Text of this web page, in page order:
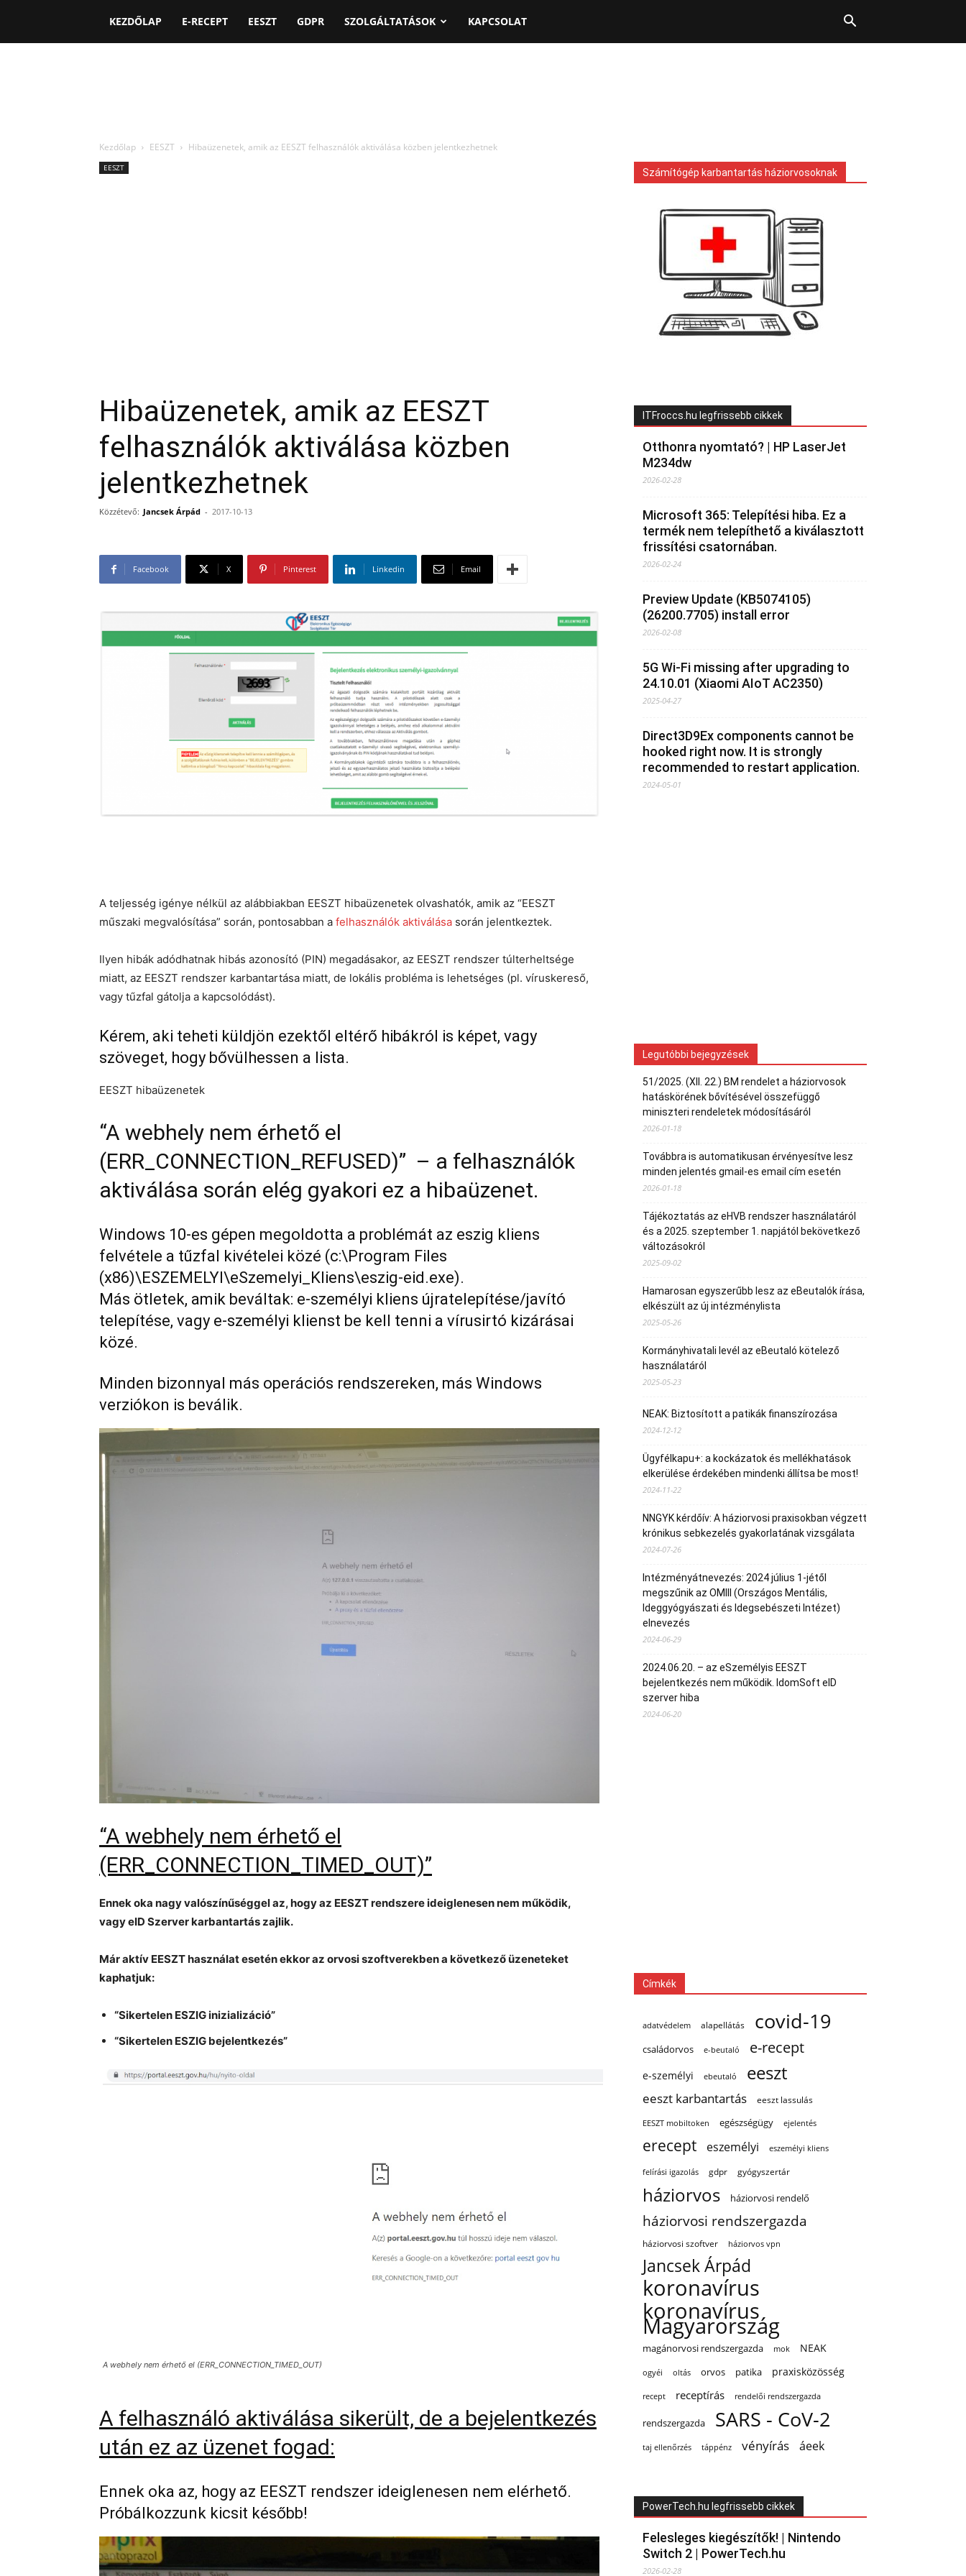
KEZDŐLAP E-RECEPT EESZT GDPR SZOLGÁLTATÁSOK KAPCSOLAT
Kezdőlap EESZT Hibaüzenetek, amik az EESZT felhasználók aktiválása közben jelentkezhetnek
EESZT
Hibaüzenetek, amik az EESZT
felhasználók aktiválása közben
jelentkezhetnek
Közzétevő: Jancsek Árpád - 2017-10-13
Facebook X Pinterest Linkedin Email
A teljesség igénye nélkül az alábbiakban EESZT hibaüzenetek olvashatók, amik az “EESZT
műszaki megvalósítása” során, pontosabban a felhasználók aktiválása során jelentkeztek.
Ilyen hibák adódhatnak hibás azonosító (PIN) megadásakor, az EESZT rendszer túlterheltsége
miatt, az EESZT rendszer karbantartása miatt, de lokális probléma is lehetséges (pl. víruskereső,
vagy tűzfal gátolja a kapcsolódást).
Kérem, aki teheti küldjön ezektől eltérő hibákról is képet, vagy
szöveget, hogy bővülhessen a lista.
EESZT hibaüzenetek
“A webhely nem érhető el
(ERR_CONNECTION_REFUSED)” – a felhasználók
aktiválása során elég gyakori ez a hibaüzenet.
Windows 10-es gépen megoldotta a problémát az eszig kliens
felvétele a tűzfal kivételei közé (c:\Program Files
(x86)\ESZEMELYI\eSzemelyi_Kliens\eszig-eid.exe).
Más ötletek, amik beváltak: e-személyi kliens újratelepítése/javító
telepítése, vagy e-személyi klienst be kell tenni a vírusirtó kizárásai
közé.
Minden bizonnyal más operációs rendszereken, más Windows
verziókon is beválik.
“A webhely nem érhető el
(ERR_CONNECTION_TIMED_OUT)”
Ennek oka nagy valószínűséggel az, hogy az EESZT rendszere ideiglenesen nem működik,
vagy eID Szerver karbantartás zajlik.
Már aktív EESZT használat esetén ekkor az orvosi szoftverekben a következő üzeneteket
kaphatjuk:
“Sikertelen ESZIG inizializáció”
“Sikertelen ESZIG bejelentkezés”
A webhely nem érhető el (ERR_CONNECTION_TIMED_OUT)
A felhasználó aktiválása sikerült, de a bejelentkezés
után ez az üzenet fogad:
Ennek oka az, hogy az EESZT rendszer ideiglenesen nem elérhető.
Próbálkozzunk kicsit később!
Számítógép karbantartás háziorvosoknak
ITFroccs.hu legfrissebb cikkek
Otthonra nyomtató? | HP LaserJet
M234dw
2026-02-28
Microsoft 365: Telepítési hiba. Ez a
termék nem telepíthető a kiválasztott
frissítési csatornában.
2026-02-24
Preview Update (KB5074105)
(26200.7705) install error
2026-02-08
5G Wi-Fi missing after upgrading to
24.10.01 (Xiaomi AIoT AC2350)
2025-04-27
Direct3D9Ex components cannot be
hooked right now. It is strongly
recommended to restart application.
2024-05-01
Legutóbbi bejegyzések
51/2025. (XII. 22.) BM rendelet a háziorvosok
hatáskörének bővítésével összefüggő
miniszteri rendeletek módosításáról
2026-01-18
Továbbra is automatikusan érvényesítve lesz
minden jelentés gmail-es email cím esetén
2026-01-18
Tájékoztatás az eHVB rendszer használatáról
és a 2025. szeptember 1. napjától bekövetkező
változásokról
2025-09-02
Hamarosan egyszerűbb lesz az eBeutalók írása,
elkészült az új intézménylista
2025-05-26
Kormányhivatali levél az eBeutaló kötelező
használatáról
2025-05-23
NEAK: Biztosított a patikák finanszírozása
2024-12-12
Ügyfélkapu+: a kockázatok és mellékhatások
elkerülése érdekében mindenki állítsa be most!
2024-11-22
NNGYK kérdőív: A háziorvosi praxisokban végzett
krónikus sebkezelés gyakorlatának vizsgálata
2024-07-26
Intézményátnevezés: 2024 július 1-jétől
megszűnik az OMIII (Országos Mentális,
Ideggyógyászati és Idegsebészeti Intézet)
elnevezés
2024-06-29
2024.06.20. – az eSzemélyis EESZT
bejelentkezés nem működik. IdomSoft eID
szerver hiba
2024-06-20
Címkék
adatvédelem alapellátás covid-19
családorvos e-beutaló e-recept
e-személyi ebeutaló eeszt
eeszt karbantartás eeszt lassulás
EESZT mobiltoken egészségügy ejelentés
erecept eszemélyi eszemélyi kliens
felírási igazolás gdpr gyógyszertár
háziorvos háziorvosi rendelő
háziorvosi rendszergazda
háziorvosi szoftver háziorvos vpn
Jancsek Árpád
koronavírus
koronavírus
Magyarország
magánorvosi rendszergazda mok NEAK
ogyéi oltás orvos patika praxisközösség
recept receptírás rendelői rendszergazda
rendszergazda SARS - CoV-2
taj ellenőrzés táppénz vényírás áeek
PowerTech.hu legfrissebb cikkek
Felesleges kiegészítők! | Nintendo
Switch 2 | PowerTech.hu
2026-02-28